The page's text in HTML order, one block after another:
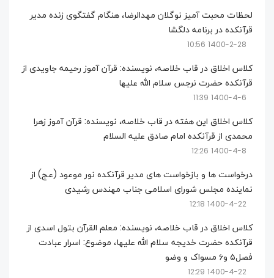
لحظات محبت آمیز نوگلان مهدالرضا، هنگام گفتگوی زنده مدیر
قرآنکده در برنامه دلگشا
1400-2-28 10:56
کلاس اخلاق در قاب خلاصه، نویسنده: قرآن آموز رحیمه جاویدی از
قرآنکده حضرت نرجس سلام الله علیها
1400-4-6 11:39
کلاس اخلاق این هفته در قاب خلاصه، نویسنده: قرآن آموز زهرا
محمدی از قرآنکده امام صادق علیه السلام
1400-4-8 12:26
درخواست ها و بازخواست های مدیر قرآنکده نور موعود (عج) از
نماینده مجلس شورای اسلامی جناب مهندس رشیدی
1400-4-22 12:18
کلاس اخلاق در قاب خلاصه، نویسنده: معلم القرآن بتول اسدی از
قرآنکده حضرت خدیجه سلام الله علیها، موضوع: اسرار عبادت
فصل۵ و۶ مسواک و وضو
1400-4-22 12:29